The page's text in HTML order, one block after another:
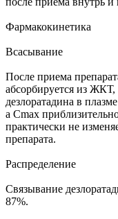
Фармакокинетика
Всасывание
После приема
абсорбируется из
дезлоратадина в
а Cmax
практически не
препарата.
Распределение
Связывание
87%.